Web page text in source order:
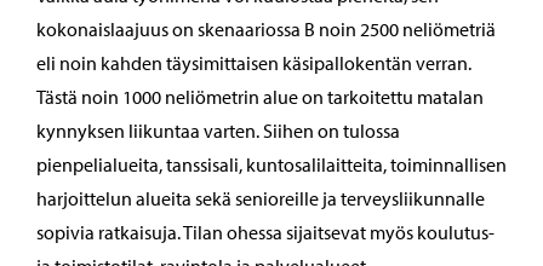
kokonaislaajuus on skenaariossa B noin 2500 neliömetriä
eli noin kahden täysimittaisen käsipallokentän verran.
Tästä noin 1000 neliömetrin alue on tarkoitettu matalan
kynnyksen liikuntaa varten. Siihen on tulossa
pienpelialueita, tanssisali, kuntosalilaitteita, toiminnallisen
harjoittelun alueita sekä senioreille ja terveysliikunnalle
sopivia ratkaisuja. Tilan ohessa sijaitsevat myös koulutus-